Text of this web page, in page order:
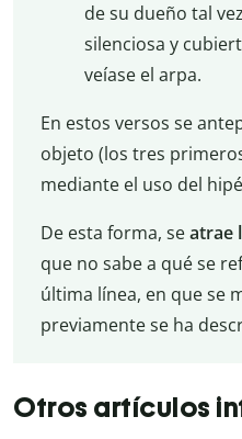
de su dueño tal
silenciosa y
veíase el arpa.
En estos versos se
objeto (los tres
mediante el uso del
De esta forma, seatrae
que no sabe a qué se
última línea, en que se
previamente se ha
Otros artículos